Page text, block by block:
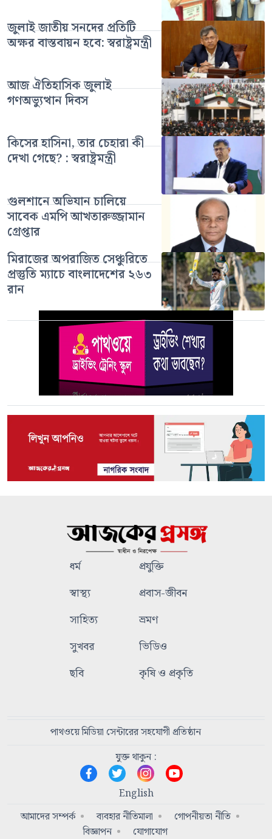
জুলাই জাতীয় সনদের প্রতিটি
অক্ষর বাস্তবায়ন হবে: স্বরাষ্ট্রমন্ত্রী
আজ ঐতিহাসিক জুলাই
গণঅভ্যুত্থান দিবস
কিসের হাসিনা, তার চেহারা কী
দেখা গেছে? : স্বরাষ্ট্রমন্ত্রী
গুলশানে অভিযান চালিয়ে
সাবেক এমপি আখতারুজ্জামান
গ্রেপ্তার
মিরাজের অপরাজিত সেঞ্চুরিতে
প্রস্তুতি ম্যাচে বাংলাদেশের ২৬৩
রান
ধর্ম
প্রযুক্তি
স্বাস্থ্য
প্রবাস-জীবন
সাহিত্য
ভ্রমণ
সুখবর
ভিডিও
ছবি
কৃষি ও প্রকৃতি
পাথওয়ে মিডিয়া সেন্টারের সহযোগী প্রতিষ্ঠান
যুক্ত থাকুন :
English
আমাদের সম্পর্ক
ব্যবহার নীতিমালা
গোপনীয়তা নীতি
বিজ্ঞাপন
যোগাযোগ